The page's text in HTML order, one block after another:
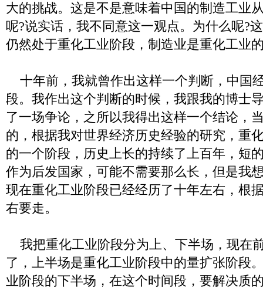
大的挑战。这是不是意味着中国的制造工业
呢?说实话，我不同意这一观点。为什么呢?
仍然处于重化工业阶段，制造业是重化工业
十年前，我就曾作出这样一个判断，中国
段。我作出这个判断的时候，我跟我的博士
了一场争论，之所以我得出这样一个结论，
的，根据我对世界经济历史经验的研究，重
的一个阶段，历史上长的持续了上百年，短
作为后发国家，可能不需要那么长，但是我
现在重化工业阶段已经经历了十年左右，根
右要走。
我把重化工业阶段分为上、下半场，现在
了，上半场是重化工业阶段中的量扩张阶段
业阶段的下半场，在这个时间段，要解决质